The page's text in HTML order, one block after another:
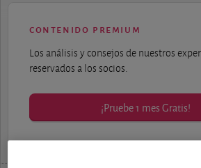
contenido premium
Los análisis y consejos de nuestros
reservados a los socios.
¡Pruebe 1 mes Gratis!